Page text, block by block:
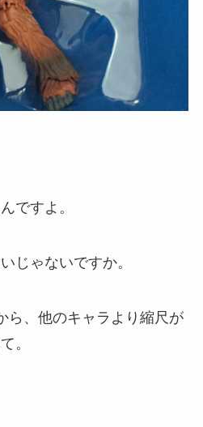
ですよ。
じゃないですか。
ら、他のキャラより縮尺が
。